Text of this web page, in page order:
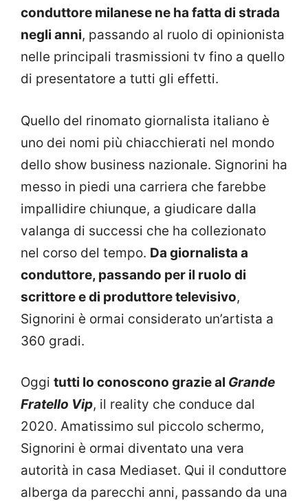
conduttore milanese ne ha fatta di strada
negli anni, passando al ruolo di opinionista
nelle principali trasmissioni tv fino a quello
di presentatore a tutti gli effetti.
Quello del rinomato giornalista italiano è
uno dei nomi più chiacchierati nel mondo
dello show business nazionale. Signorini ha
messo in piedi una carriera che farebbe
impallidire chiunque, a giudicare dalla
valanga di successi che ha collezionato
nel corso del tempo. Da giornalista a
conduttore, passando per il ruolo di
scrittore e di produttore televisivo,
Signorini è ormai considerato un’artista a
360 gradi.
Oggi tutti lo conoscono grazie al Grande
Fratello Vip, il reality che conduce dal
2020. Amatissimo sul piccolo schermo,
Signorini è ormai diventato una vera
autorità in casa Mediaset. Qui il conduttore
alberga da parecchi anni, passando da una